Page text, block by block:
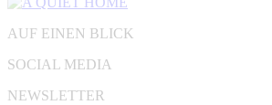
AUF EINEN BLICK
SOCIAL MEDIA
NEWSLETTER